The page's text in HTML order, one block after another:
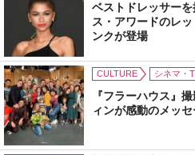
ベストドレッサー
ス・アワードのレ
ンクが登場
CULTURE シネマ・
『フラーハウス』
ィンが感動のメッ